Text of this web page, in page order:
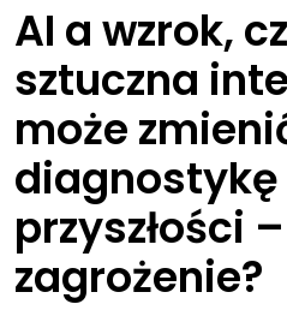
AI a wzrok,
sztuczna
może
diagnostykę
przyszłości
zagrożenie?